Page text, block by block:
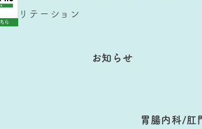
お知らせ
胃腸内科/肛